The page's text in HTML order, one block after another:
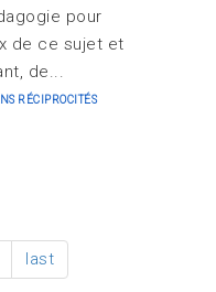
pour
de ce sujet et
de...
RÉCIPROCITÉS
last